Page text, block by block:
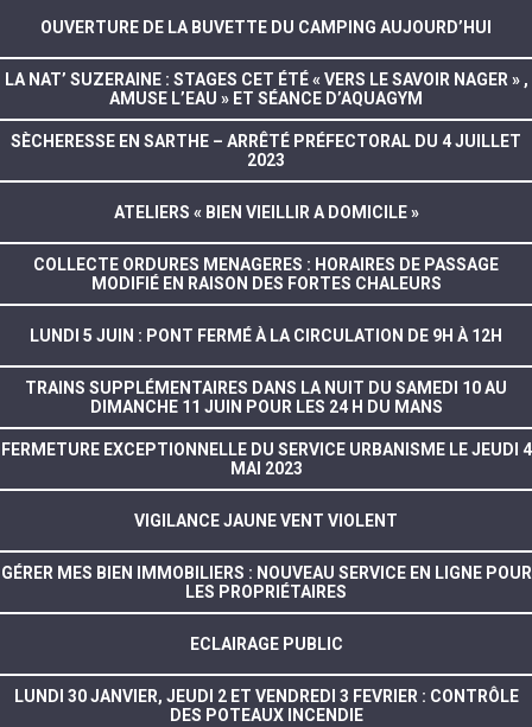
OUVERTURE DE LA BUVETTE DU CAMPING AUJOURD’HUI
LA NAT’ SUZERAINE : STAGES CET ÉTÉ « VERS LE SAVOIR NAGER » ,
AMUSE L’EAU » ET SÉANCE D’AQUAGYM
SÈCHERESSE EN SARTHE – ARRÊTÉ PRÉFECTORAL DU 4 JUILLET
2023
ATELIERS « BIEN VIEILLIR A DOMICILE »
COLLECTE ORDURES MENAGERES : HORAIRES DE PASSAGE
MODIFIÉ EN RAISON DES FORTES CHALEURS
LUNDI 5 JUIN : PONT FERMÉ À LA CIRCULATION DE 9H À 12H
TRAINS SUPPLÉMENTAIRES DANS LA NUIT DU SAMEDI 10 AU
DIMANCHE 11 JUIN POUR LES 24 H DU MANS
FERMETURE EXCEPTIONNELLE DU SERVICE URBANISME LE JEUDI 4
MAI 2023
VIGILANCE JAUNE VENT VIOLENT
GÉRER MES BIEN IMMOBILIERS : NOUVEAU SERVICE EN LIGNE POUR
LES PROPRIÉTAIRES
ECLAIRAGE PUBLIC
LUNDI 30 JANVIER, JEUDI 2 ET VENDREDI 3 FEVRIER : CONTRÔLE
DES POTEAUX INCENDIE